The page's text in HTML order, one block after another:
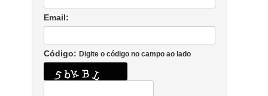
Email:
Código: Digite o código no campo ao lado